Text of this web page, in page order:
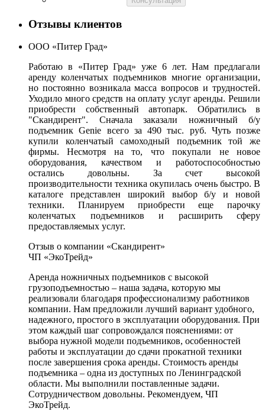
Отзывы клиентов
ООО «Питер Град»
Работаю в «Питер Град» уже 6 лет. Нам предлагали
аренду коленчатых подъемников многие организации,
но постоянно возникала масса вопросов и трудностей.
Уходило много средств на оплату услуг аренды. Решили
приобрести собственный автопарк. Обратились в
"Скандирент". Сначала заказали ножничный б/у
подъемник Genie всего за 490 тыс. руб. Чуть позже
купили коленчатый самоходный подъемник той же
фирмы. Несмотря на то, что покупали не новое
оборудования, качеством и работоспособностью
остались довольны. За счет высокой
производительности техника окупилась очень быстро. В
каталоге представлен широкий выбор б/у и новой
техники. Планируем приобрести еще парочку
коленчатых подъемников и расширить сферу
предоставляемых услуг.
Отзыв о компании «Скандирент»
ЧП «ЭкоТрейд»
Аренда ножничных подъемников с высокой
грузоподъемностью – наша задача, которую мы
реализовали благодаря профессионализму работников
компании. Нам предложили лучший вариант удобного,
надежного, простого в эксплуатации оборудования. При
этом каждый шаг сопровождался пояснениями: от
выбора нужной модели подъемников, особенностей
работы и эксплуатации до сдачи прокатной техники
после завершения срока аренды. Стоимость аренды
подъемника – одна из доступных по Ленинградской
области. Мы выполнили поставленные задачи.
Сотрудничеством довольны. Рекомендуем, ЧП
ЭкоТрейд.